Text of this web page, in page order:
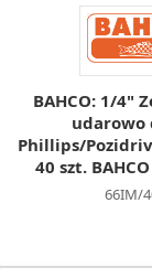
BAHCO: 1/4"
udarowo
Phillips/
40 szt.
66IM/